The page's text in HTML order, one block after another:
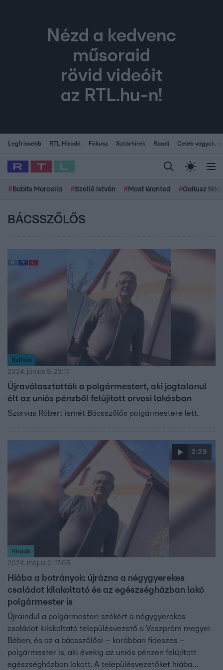
Nézd a kedvenc
műsoraid
rövid videóit
az RTL.hu-n!
Legfrissebb RTL Híradó Fókusz Sztárhírek Randi Celeb vagyok,
# Babits Marcella #Szellő István # Most Wanted #Gallusz
BÁCSSZŐLŐS
Belföld
2024. június 9. 23:17
Újraválasztották a polgármestert, aki jogtalanul
élt az uniós pénzből felújított orvosi lakásban
Szarvas Róbert ismét Bácsszőlős polgármestere lett.
2:29
Híradó
2024. május 2. 17:05
Hiába a botrányok: újrázna a négygyerekes
családot kilakoltató és az egészségházban lakó
polgármester is
Újraindul a polgármesteri székért a négygyerekes
családot kilakoltató településvezető a Veszprém megyei
Bében, és az a bácsszőlősi – korábban fideszes –
polgármester is, aki évekig az uniós pénzen felújított
egészségházban lakott. A településvezetőket hiába